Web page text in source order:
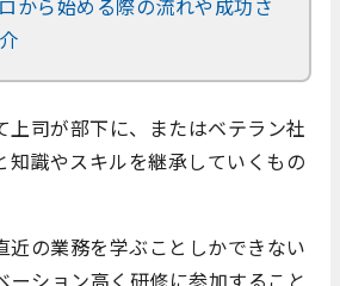
上司が部下に、またはベテラン社
知識やスキルを継承していくもの
近の業務を学ぶことしかできない
ーション高く研修に参加すること